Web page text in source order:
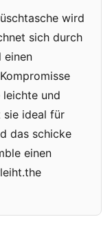
wird
sich durch
einen
leichte und
sie ideal für
das schicke
einen